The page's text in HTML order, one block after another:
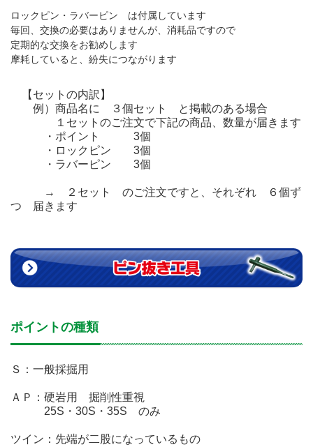
ロックピン・ラバーピン は付属しています
毎回、交換の必要はありませんが、消耗品ですので
定期的な交換をお勧めします
摩耗していると、紛失につながります
【セットの内訳】
例）商品名に ３個セット と掲載のある場合
１セットのご注文で下記の商品、数量が届きます
・ポイント 3個
・ロックピン 3個
・ラバーピン 3個
→ ２セット のご注文ですと、それぞれ ６個ず
つ 届きます
ポイントの種類
Ｓ：一般採掘用
ＡＰ：硬岩用 掘削性重視
25S・30S・35S のみ
ツイン：先端が二股になっているもの